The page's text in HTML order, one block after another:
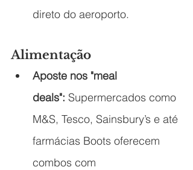
direto do aeroporto.
Alimentação
Aposte nos "meal
deals": Supermercados como
M&S, Tesco, Sainsbury’s e até
farmácias Boots oferecem
combos com